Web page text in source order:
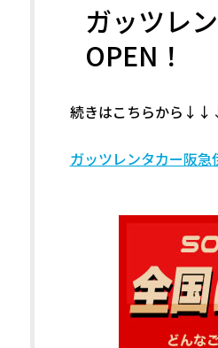
ガッツレ
OPEN！
続きはこちらから
ガッツレンタカー阪